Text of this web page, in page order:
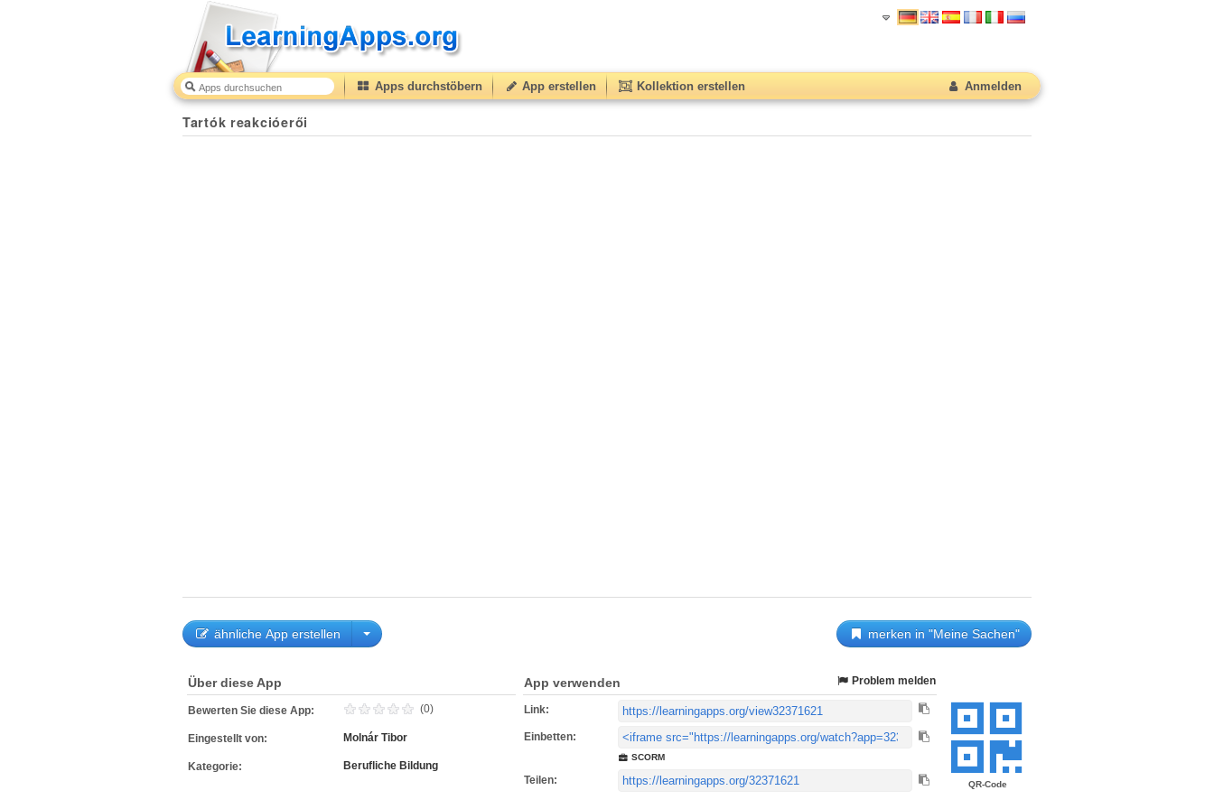
Apps durchstöbern App erstellen Kollektion erstellen Anmelden
Tartók reakcióerői
ähnliche App erstellen merken in "Meine Sachen"
QR-Code
Über diese App
Bewerten Sie diese App: (0)
Eingestellt von: Molnár Tibor
Kategorie: Berufliche Bildung
App verwenden Problem melden
Link:
Einbetten:
SCORM
Teilen: